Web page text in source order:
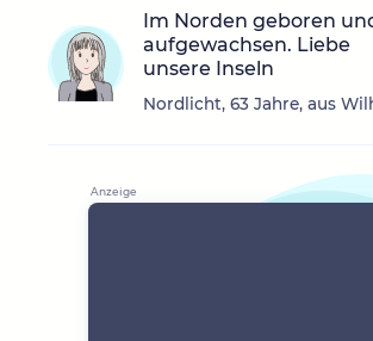
Im Norden geboren
aufgewachsen. Liebe
unsere Inseln
Nordlicht, 63 Jahre, aus